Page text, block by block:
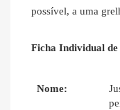
possível, a uma
Ficha Individual
Nome: